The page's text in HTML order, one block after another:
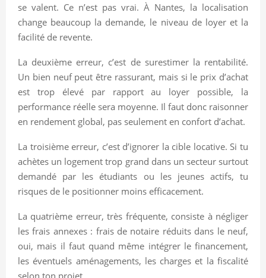
se valent. Ce n’est pas vrai. À Nantes, la localisation
change beaucoup la demande, le niveau de loyer et la
facilité de revente.
La deuxième erreur, c’est de surestimer la rentabilité.
Un bien neuf peut être rassurant, mais si le prix d’achat
est trop élevé par rapport au loyer possible, la
performance réelle sera moyenne. Il faut donc raisonner
en rendement global, pas seulement en confort d’achat.
La troisième erreur, c’est d’ignorer la cible locative. Si tu
achètes un logement trop grand dans un secteur surtout
demandé par les étudiants ou les jeunes actifs, tu
risques de le positionner moins efficacement.
La quatrième erreur, très fréquente, consiste à négliger
les frais annexes : frais de notaire réduits dans le neuf,
oui, mais il faut quand même intégrer le financement,
les éventuels aménagements, les charges et la fiscalité
selon ton projet.